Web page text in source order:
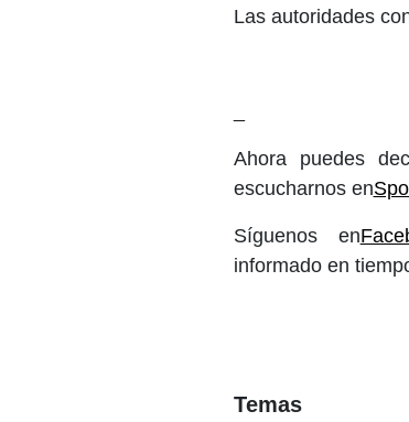
Las autoridades
Ahora puedes
escucharnos en
Síguenos en
informado en
Temas